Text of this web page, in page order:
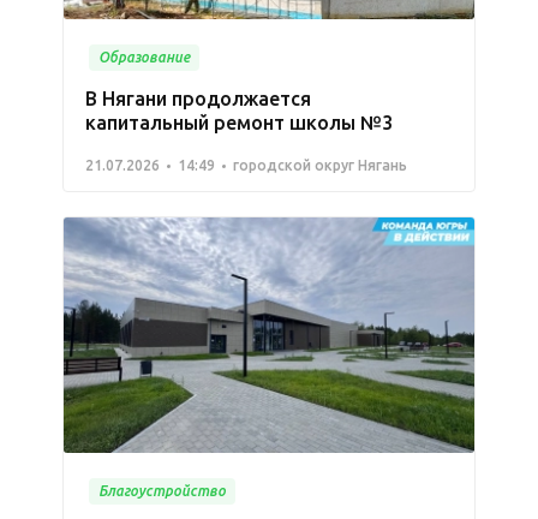
Образование
В Нягани продолжается
капитальный ремонт школы №3
21.07.2026 14:49 городской округ Нягань
Благоустройство